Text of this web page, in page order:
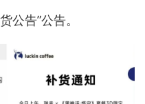
公告”公告。